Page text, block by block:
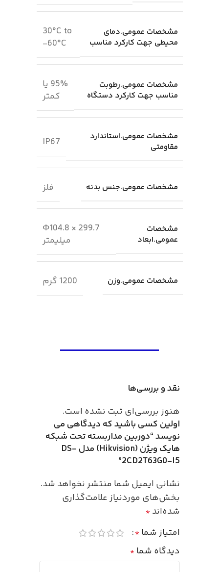
مشخصات عمومی.دمای
محیطی جهت کارکرد مناسب
30°C to
60°C-
مشخصات عمومی.رطوبت
مناسب جهت کارکرد دستگاه
95% یا
کمتر
مشخصات عمومی.استاندارد
مقاومتی
IP67
مشخصات عمومی.جنس بدنه فلز
مشخصات
عمومی.ابعاد
Φ104.8 × 299.7
میلیمتر
مشخصات عمومی.وزن 1200 گرم
نقد و بررسی‌ها
هنوز بررسی‌ای ثبت نشده است.
اولین کسی باشید که دیدگاهی می
نویسد “دوربین مداربسته تحت شبکه
هایک ویژن (Hikvision) مدل DS-
2CD2T63G0-I5”
نشانی ایمیل شما منتشر نخواهد شد.
بخش‌های موردنیاز علامت‌گذاری
شده‌اند *
امتیاز شما *
دیدگاه شما *